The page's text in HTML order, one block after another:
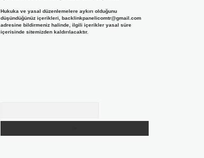
Hukuka ve yasal düzenlemelere aykırı olduğunu
düşündüğünüz içerikleri, backlinkpanelicomtr@gmail.com
adresine bildirmeniz halinde, ilgili içerikler yasal süre
içerisinde sitemizden kaldırılacaktır.